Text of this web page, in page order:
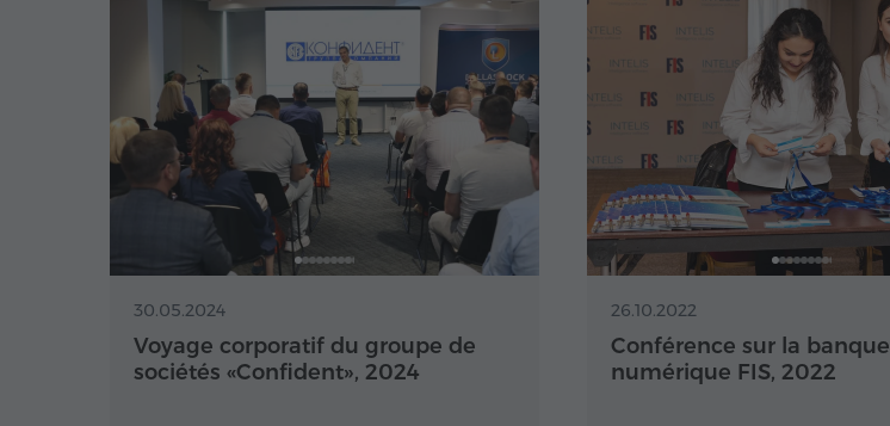
30.05.2024
Voyage corporatif du groupe de
sociétés «Confident», 2024
26.10.2022
Conférence sur la banque
numérique FIS, 2022